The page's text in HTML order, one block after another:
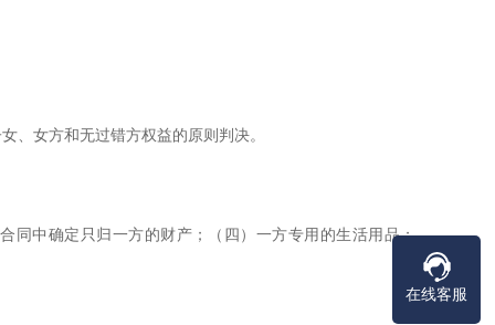
、女方和无过错方权益的原则判决。
同中确定只归一方的财产；（四）一方专用的生活用品；
在线客服